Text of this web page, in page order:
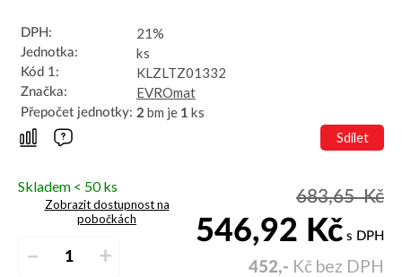
DPH: 21%
Jednotka: ks
Kód 1: KLZLTZ01332
Značka: EVROmat
Přepočet jednotky: 2 bm je 1 ks
Sdílet
Skladem < 50 ks
Zobrazit dostupnost na
pobočkách
– +
683,65Kč
546,92 Kč s DPH
452,- Kč bez DPH